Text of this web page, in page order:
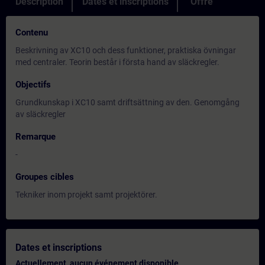
Contenu
Beskrivning av XC10 och dess funktioner, praktiska övningar
med centraler. Teorin består i första hand av släckregler.
Objectifs
Grundkunskap i XC10 samt driftsättning av den. Genomgång
av släckregler
Remarque
-
Groupes cibles
Tekniker inom projekt samt projektörer.
Dates et inscriptions